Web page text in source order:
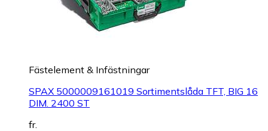
Fästelement & Infästningar
SPAX 5000009161019 Sortimentslåda TFT, BIG 16
DIM. 2400 ST
fr.